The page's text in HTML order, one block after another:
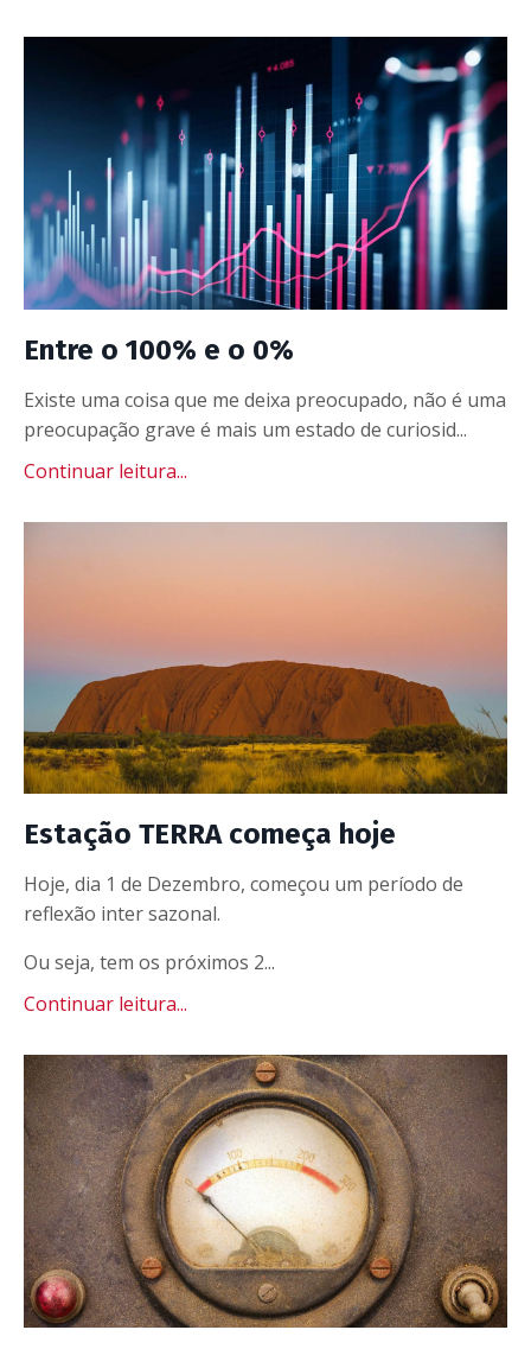
Entre o 100% e o 0%
Existe uma coisa que me deixa preocupado, não é uma
preocupação grave é mais um estado de curiosid...
Continuar leitura...
Estação TERRA começa hoje
Hoje, dia 1 de Dezembro, começou um período de
reflexão inter sazonal.
Ou seja, tem os próximos 2...
Continuar leitura...